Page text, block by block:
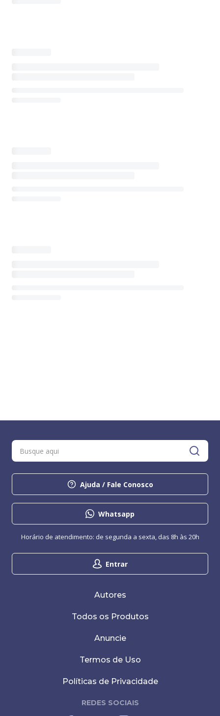
Ajuda / Fale Conosco
Whatsapp
Entrar
Horário de atendimento: de segunda a sexta, das 8h às 20h
Autores
Todos os Produtos
Anuncie
Termos de Uso
Políticas de Privacidade
REDES SOCIAIS